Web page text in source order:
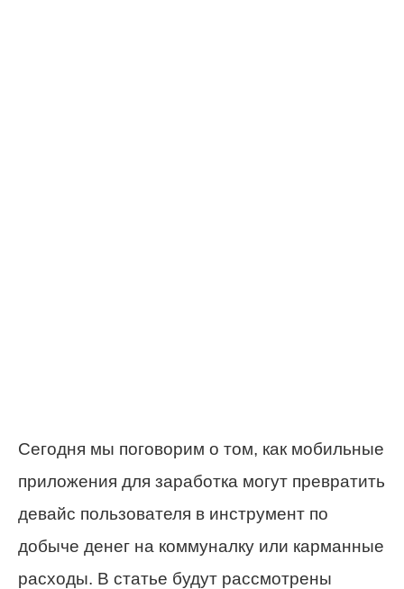
Сегодня мы поговорим о том, как мобильные
приложения для заработка могут превратить
девайс пользователя в инструмент по
добыче денег на коммуналку или карманные
расходы. В статье будут рассмотрены